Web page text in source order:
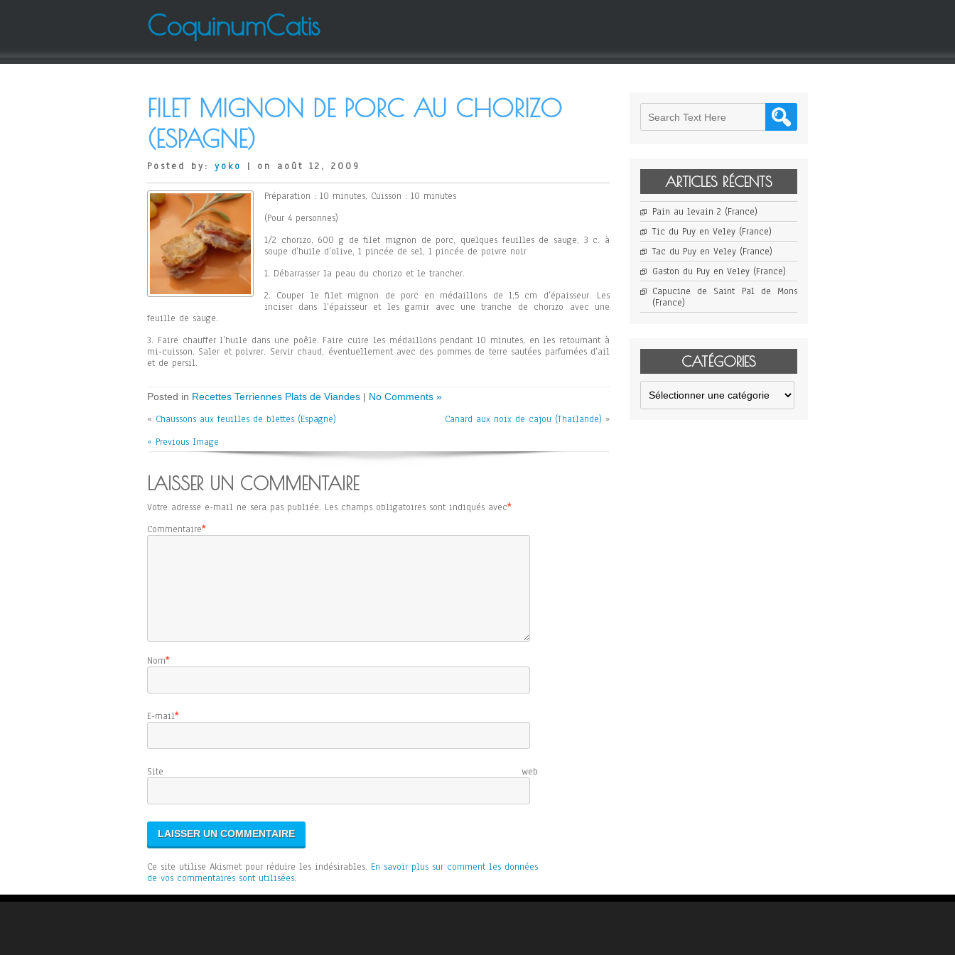
CoquinumCatis
FILET MIGNON DE PORC AU CHORIZO
(ESPAGNE)
Posted by: yoko | on août 12, 2009
Préparation : 10 minutes, Cuisson : 10 minutes
(Pour 4 personnes)
1/2 chorizo, 600 g de filet mignon de porc, quelques feuilles de sauge, 3 c. à
soupe d’huile d’olive, 1 pincée de sel, 1 pincée de poivre noir
1. Débarrasser la peau du chorizo et le trancher.
2. Couper le filet mignon de porc en médaillons de 1,5 cm d’épaisseur. Les
inciser dans l’épaisseur et les garnir avec une tranche de chorizo avec une
feuille de sauge.
3. Faire chauffer l’huile dans une poêle. Faire cuire les médaillons pendant 10 minutes, en les retournant à
mi-cuisson. Saler et poivrer. Servir chaud, éventuellement avec des pommes de terre sautées parfumées d’ail
et de persil.
Posted in Recettes Terriennes Plats de Viandes | No Comments »
« Chaussons aux feuilles de blettes (Espagne) Canard aux noix de cajou (Thaïlande) »
« Previous Image
LAISSER UN COMMENTAIRE
Votre adresse e-mail ne sera pas publiée. Les champs obligatoires sont indiqués avec*
Commentaire*
Nom*
E-mail*
Site web
Ce site utilise Akismet pour réduire les indésirables. En savoir plus sur comment les données
de vos commentaires sont utilisées.
ARTICLES RÉCENTS
Pain au levain 2 (France)
Tic du Puy en Veley (France)
Tac du Puy en Veley (France)
Gaston du Puy en Veley (France)
Capucine de Saint Pal de Mons
(France)
CATÉGORIES
Catégories